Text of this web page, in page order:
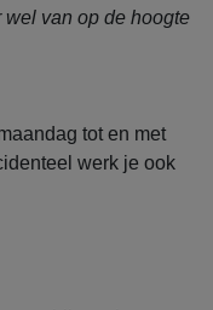
van op de hoogte
tot en met
werk je ook